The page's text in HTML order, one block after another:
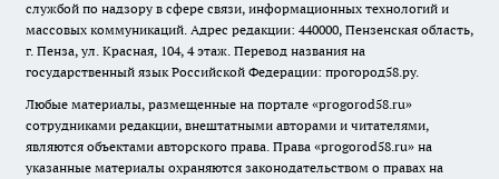
службой по надзору в сфере связи, информационных технологий и
массовых коммуникаций. Адрес редакции: 440000, Пензенская область,
г. Пенза, ул. Красная, 104, 4 этаж. Перевод названия на
государственный язык Российской Федерации: прогород58.ру.
Любые материалы, размещенные на портале «progorod58.ru»
сотрудниками редакции, внештатными авторами и читателями,
являются объектами авторского права. Права «progorod58.ru» на
указанные материалы охраняются законодательством о правах на